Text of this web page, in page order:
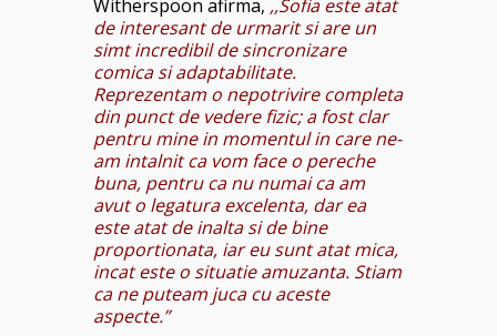
Witherspoon afirma, ,,Sofia este atat
de interesant de urmarit si are un
simt incredibil de sincronizare
comica si adaptabilitate.
Reprezentam o nepotrivire completa
din punct de vedere fizic; a fost clar
pentru mine in momentul in care ne-
am intalnit ca vom face o pereche
buna, pentru ca nu numai ca am
avut o legatura excelenta, dar ea
este atat de inalta si de bine
proportionata, iar eu sunt atat mica,
incat este o situatie amuzanta. Stiam
ca ne puteam juca cu aceste
aspecte.”